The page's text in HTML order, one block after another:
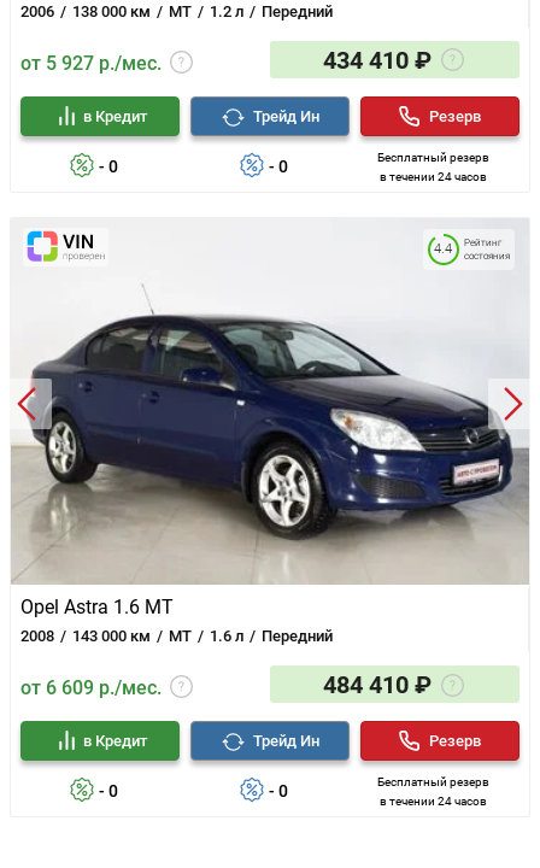
2006 138 000 км MT 1.2 л Передний
от 5 927 р./мес. 434 410 ₽
- 0
в Кредит
- 0
Трейд Ин
Бесплатный резерв
в течении 24 часов
Резерв
Opel Astra 1.6 MT
2008 143 000 км MT 1.6 л Передний
Рейтинг
состояния
4.4
от 6 609 р./мес. 484 410 ₽
- 0
в Кредит
- 0
Трейд Ин
Бесплатный резерв
в течении 24 часов
Резерв